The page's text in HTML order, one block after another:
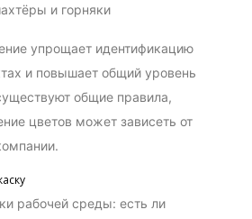
и горняки
упрощает идентификацию
и повышает общий уровень
общие правила,
цветов может зависеть от
рабочей среды: есть ли